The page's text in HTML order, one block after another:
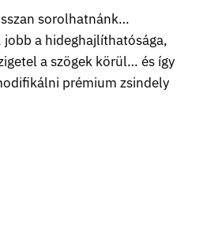
sorolhatnánk…
a hideghajlíthatósága,
a szögek körül… és így
prémium zsindely